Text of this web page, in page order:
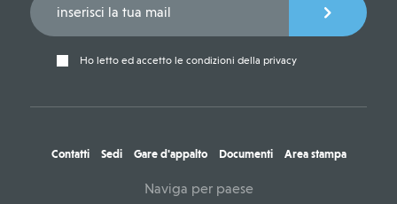
Ho letto ed accetto le condizioni della privacy
Contatti Sedi Gare d'appalto Documenti Area stampa
Naviga per paese